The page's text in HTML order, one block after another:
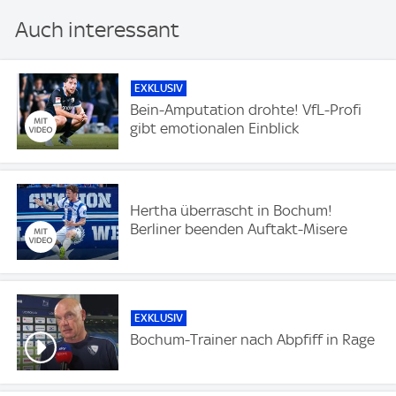
Auch interessant
EXKLUSIV
Bein-Amputation drohte! VfL-Profi
gibt emotionalen Einblick
Hertha überrascht in Bochum!
Berliner beenden Auftakt-Misere
EXKLUSIV
Bochum-Trainer nach Abpfiff in Rage